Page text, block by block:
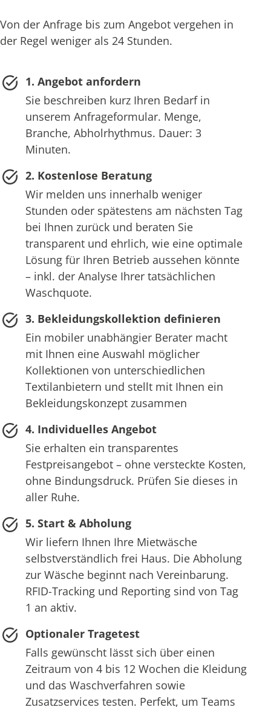
Von der Anfrage bis zum Angebot vergehen in
der Regel weniger als 24 Stunden.
1. Angebot anfordern
Sie beschreiben kurz Ihren Bedarf in
unserem Anfrageformular. Menge,
Branche, Abholrhythmus. Dauer: 3
Minuten.
2. Kostenlose Beratung
Wir melden uns innerhalb weniger
Stunden oder spätestens am nächsten Tag
bei Ihnen zurück und beraten Sie
transparent und ehrlich, wie eine optimale
Lösung für Ihren Betrieb aussehen könnte
– inkl. der Analyse Ihrer tatsächlichen
Waschquote.
3. Bekleidungskollektion definieren
Ein mobiler unabhängier Berater macht
mit Ihnen eine Auswahl möglicher
Kollektionen von unterschiedlichen
Textilanbietern und stellt mit Ihnen ein
Bekleidungskonzept zusammen
4. Individuelles Angebot
Sie erhalten ein transparentes
Festpreisangebot – ohne versteckte Kosten,
ohne Bindungsdruck. Prüfen Sie dieses in
aller Ruhe.
5. Start & Abholung
Wir liefern Ihnen Ihre Mietwäsche
selbstverständlich frei Haus. Die Abholung
zur Wäsche beginnt nach Vereinbarung.
RFID-Tracking und Reporting sind von Tag
1 an aktiv.
Optionaler Tragetest
Falls gewünscht lässt sich über einen
Zeitraum von 4 bis 12 Wochen die Kleidung
und das Waschverfahren sowie
Zusatzservices testen. Perfekt, um Teams